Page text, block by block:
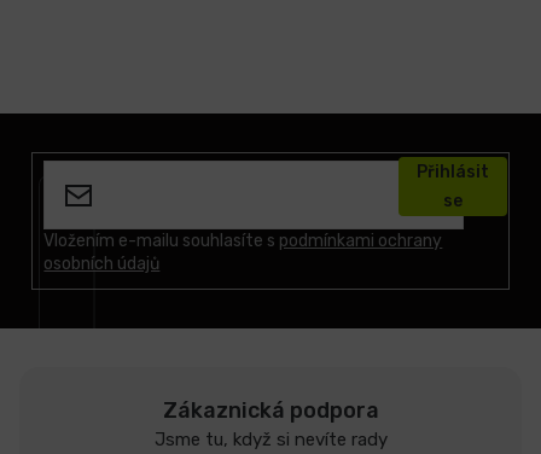
Vložením e-mailu souhlasíte s podmínkami ochrany
osobních údajů
Přihlásit
se
Zákaznická podpora
Jsme tu, když si nevíte rady